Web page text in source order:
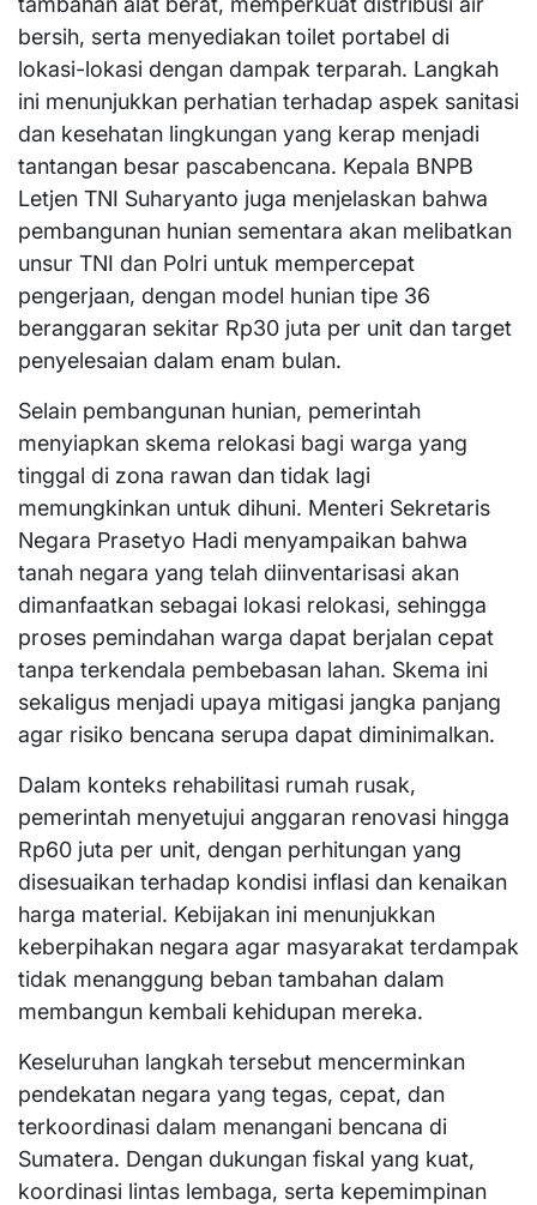
bersih, serta menyediakan toilet portabel di
lokasi-lokasi dengan dampak terparah. Langkah
ini menunjukkan perhatian terhadap aspek sanitasi
dan kesehatan lingkungan yang kerap menjadi
tantangan besar pascabencana. Kepala BNPB
Letjen TNI Suharyanto juga menjelaskan bahwa
pembangunan hunian sementara akan melibatkan
unsur TNI dan Polri untuk mempercepat
pengerjaan, dengan model hunian tipe 36
beranggaran sekitar Rp30 juta per unit dan target
penyelesaian dalam enam bulan.
Selain pembangunan hunian, pemerintah
menyiapkan skema relokasi bagi warga yang
tinggal di zona rawan dan tidak lagi
memungkinkan untuk dihuni. Menteri Sekretaris
Negara Prasetyo Hadi menyampaikan bahwa
tanah negara yang telah diinventarisasi akan
dimanfaatkan sebagai lokasi relokasi, sehingga
proses pemindahan warga dapat berjalan cepat
tanpa terkendala pembebasan lahan. Skema ini
sekaligus menjadi upaya mitigasi jangka panjang
agar risiko bencana serupa dapat diminimalkan.
Dalam konteks rehabilitasi rumah rusak,
pemerintah menyetujui anggaran renovasi hingga
Rp60 juta per unit, dengan perhitungan yang
disesuaikan terhadap kondisi inflasi dan kenaikan
harga material. Kebijakan ini menunjukkan
keberpihakan negara agar masyarakat terdampak
tidak menanggung beban tambahan dalam
membangun kembali kehidupan mereka.
Keseluruhan langkah tersebut mencerminkan
pendekatan negara yang tegas, cepat, dan
terkoordinasi dalam menangani bencana di
Sumatera. Dengan dukungan fiskal yang kuat,
koordinasi lintas lembaga, serta kepemimpinan